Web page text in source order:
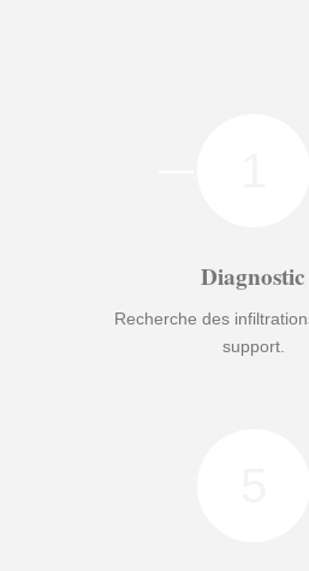
Diagnostic
Recherche des
support.